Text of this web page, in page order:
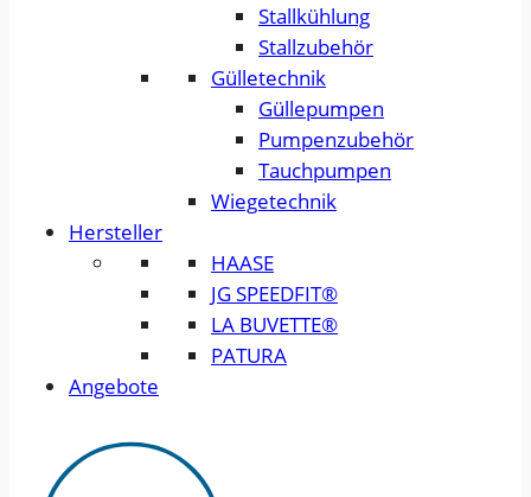
Stallkühlung
Stallzubehör
Gülletechnik
Güllepumpen
Pumpenzubehör
Tauchpumpen
Wiegetechnik
Hersteller
HAASE
JG SPEEDFIT®
LA BUVETTE®
PATURA
Angebote